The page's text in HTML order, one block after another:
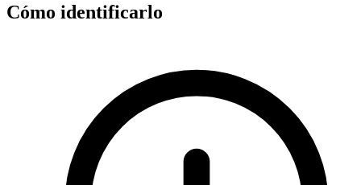
Cómo identificarlo